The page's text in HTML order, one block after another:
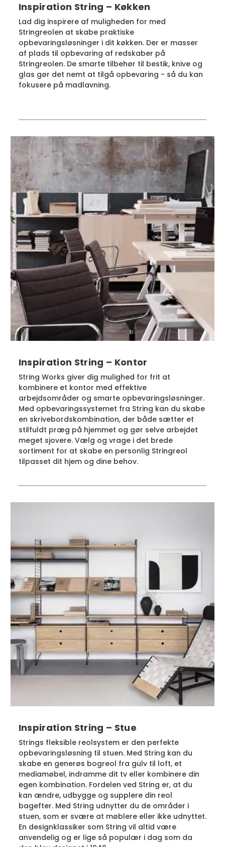
Inspiration String – Køkken
Lad dig inspirere af muligheden for med
Stringreolen at skabe praktiske
opbevaringsløsninger i dit køkken. Der er masser
af plads til opbevaring af redskaber på
Stringreolen. De smarte tilbehør til bestik, knive og
glas gør det nemt at tilgå opbevaring - så du kan
fokusere på madlavning.
Inspiration String – Kontor
String Works giver dig mulighed for frit at
kombinere et kontor med effektive
arbejdsområder og smarte opbevaringsløsninger.
Med opbevaringssystemet fra String kan du skabe
en skrivebordskombination, der både sætter et
stilfuldt præg på hjemmet og gør selve arbejdet
meget sjovere. Vælg og vrage i det brede
sortiment for at skabe en personlig Stringreol
tilpasset dit hjem og dine behov.
Inspiration String – Stue
Strings fleksible reolsystem er den perfekte
opbevaringsløsning til stuen. Med String kan du
skabe en generøs bogreol fra gulv til loft, et
mediamøbel, indramme dit tv eller kombinere din
egen kombination. Fordelen ved String er, at du
kan ændre, udbygge og supplere din reol
bagefter. Med String udnytter du de områder i
stuen, som er svære at møblere eller ikke udnyttet.
En designklassiker som String vil altid være
anvendelig og er lige så populær i dag som da